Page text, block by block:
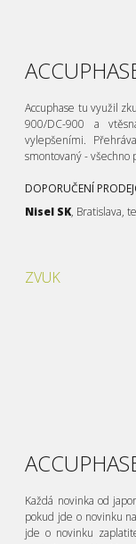
Accuphase tu využil
900/DC-900 a
vylepšeními.
smontovaný - všechno
DOPORUČENÍ
Nisel SK, Bratislava,
ZVUK
Každá novinka od
pokud jde o novinku
jde o novinku